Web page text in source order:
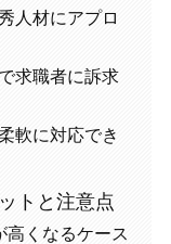
人材にアプロ
求職者に訴求
軟に対応でき
トと注意点
くなるケース